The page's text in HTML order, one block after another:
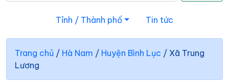
Tỉnh / Thành phố Tin tức
Trang chủ / Hà Nam / Huyện Bình Lục / Xã Trung
Lương